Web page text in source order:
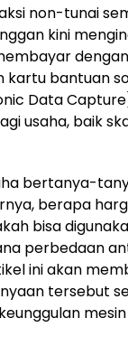
non-tunai
kini
bantuan
Data
usaha, baik
bertanya-
berapa
bisa
perbedaan
ini akan
tersebut
mesin